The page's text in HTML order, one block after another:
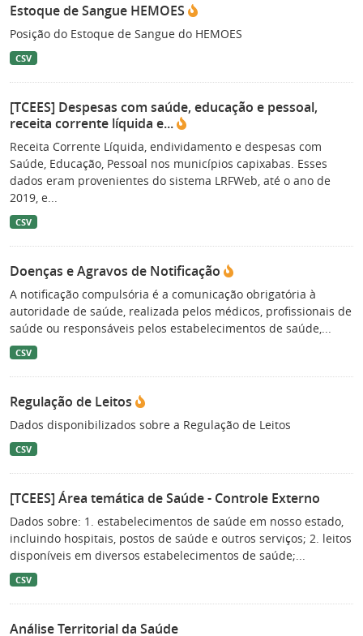
Estoque de Sangue HEMOES
Posição do Estoque de Sangue do HEMOES
CSV
[TCEES] Despesas com saúde, educação e pessoal,
receita corrente líquida e...
Receita Corrente Líquida, endividamento e despesas com
Saúde, Educação, Pessoal nos municípios capixabas. Esses
dados eram provenientes do sistema LRFWeb, até o ano de
2019, e...
CSV
Doenças e Agravos de Notificação
A notificação compulsória é a comunicação obrigatória à
autoridade de saúde, realizada pelos médicos, profissionais de
saúde ou responsáveis pelos estabelecimentos de saúde,...
CSV
Regulação de Leitos
Dados disponibilizados sobre a Regulação de Leitos
CSV
[TCEES] Área temática de Saúde - Controle Externo
Dados sobre: 1. estabelecimentos de saúde em nosso estado,
incluindo hospitais, postos de saúde e outros serviços; 2. leitos
disponíveis em diversos estabelecimentos de saúde;...
CSV
Análise Territorial da Saúde